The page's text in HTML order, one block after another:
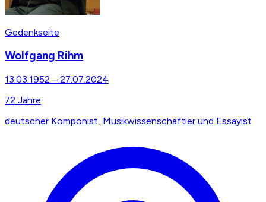
Gedenkseite
Wolfgang Rihm
13.03.1952 – 27.07.2024
72 Jahre
deutscher Komponist, Musikwissenschaftler und Essayist